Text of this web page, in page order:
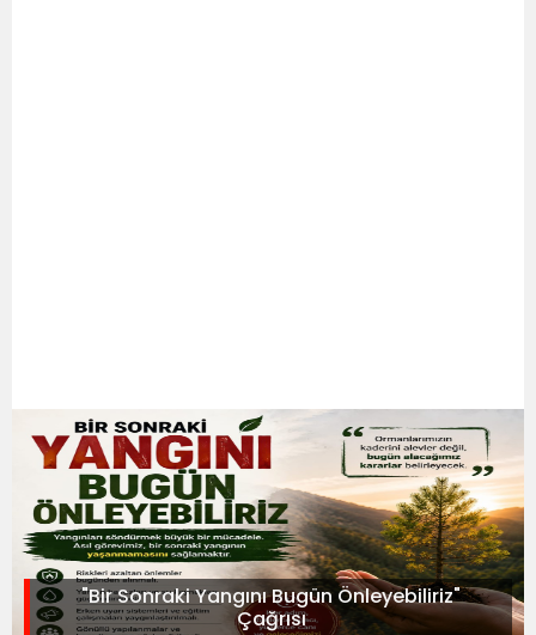
"Bir Sonraki Yangını Bugün Önleyebiliriz"
Çağrısı